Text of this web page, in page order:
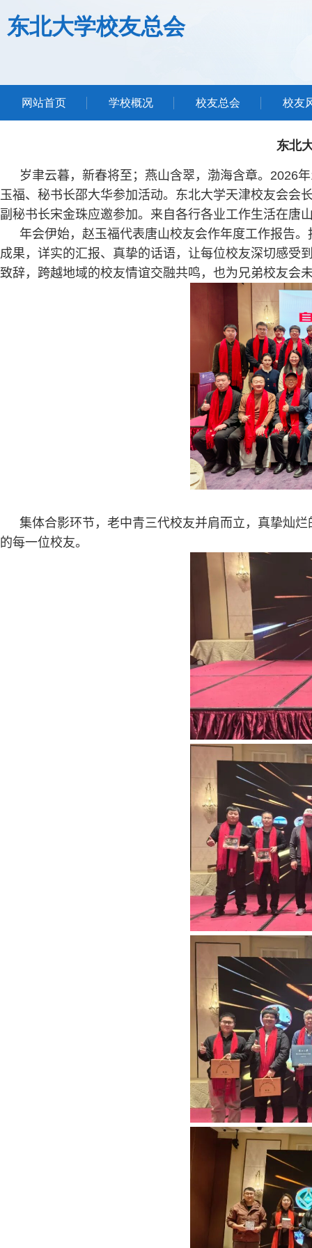
东北大学校友总会
网站首页 学校概况 校友总会 校友
东北
岁聿云暮，新春将至；燕山含翠，渤海含章。 2026年
玉福、秘书长邵大华参加活动。东北大学天津校友会会
副秘书长宋金珠应邀参加。来自各行各业工作生活在唐
年会伊始，赵玉福代表唐山校友会作年度工作报告
成果，详实的汇报、真挚的话语，让每位校友深切感受
致辞，跨越地域的校友情谊交融共鸣，也为兄弟校友会
集体合影环节，老中青三代校友并肩而立，真挚灿
的每一位校友。